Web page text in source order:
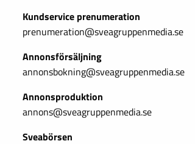
Kundservice prenumeration
prenumeration@sveagruppenmedia.se
Annonsförsäljning
annonsbokning@sveagruppenmedia.se
Annonsproduktion
annons@sveagruppenmedia.se
Sveabörsen